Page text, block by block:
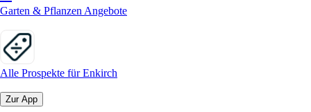
Garten & Pflanzen Angebote
Alle Prospekte für Enkirch
Zur App